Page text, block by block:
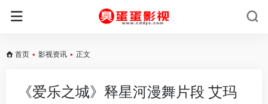
首页 • 影视资讯 • 正文
《爱乐之城》释星河漫舞片段 艾玛